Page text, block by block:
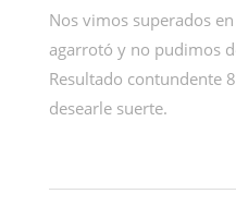
Nos vimos superados
agarrotó y no pudimos
Resultado contundente
desearle suerte.